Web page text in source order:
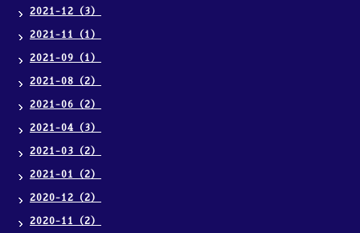
2021-12（3）
2021-11（1）
2021-09（1）
2021-08（2）
2021-06（2）
2021-04（3）
2021-03（2）
2021-01（2）
2020-12（2）
2020-11（2）